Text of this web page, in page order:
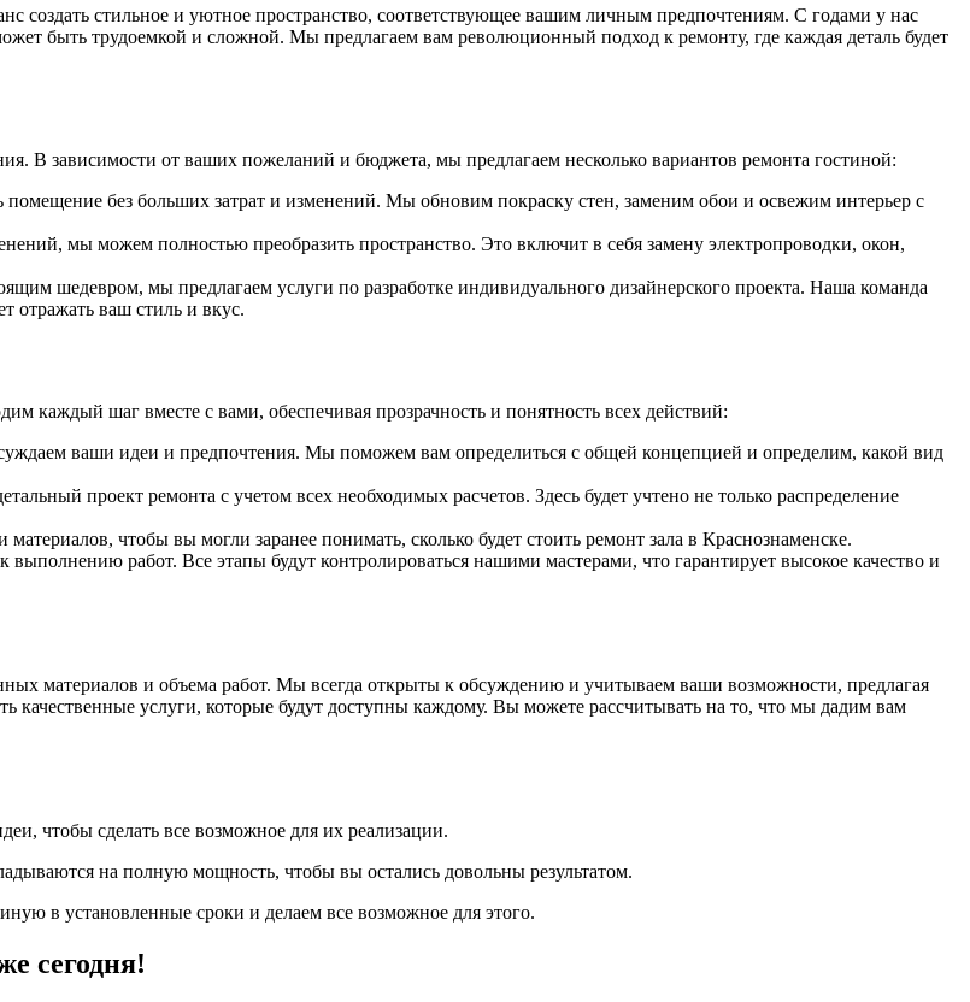
создать стильное и уютное пространство, соответствующее вашим личным предпочтениям. С годами у нас
быть трудоемкой и сложной. Мы предлагаем вам революционный подход к ремонту, где каждая деталь будет
В зависимости от ваших пожеланий и бюджета, мы предлагаем несколько вариантов ремонта гостиной:
помещение без больших затрат и изменений. Мы обновим покраску стен, заменим обои и освежим интерьер с
мы можем полностью преобразить пространство. Это включит в себя замену электропроводки, окон,
шедевром, мы предлагаем услуги по разработке индивидуального дизайнерского проекта. Наша команда
отражать ваш стиль и вкус.
каждый шаг вместе с вами, обеспечивая прозрачность и понятность всех действий:
ваши идеи и предпочтения. Мы поможем вам определиться с общей концепцией и определим, какой вид
проект ремонта с учетом всех необходимых расчетов. Здесь будет учтено не только распределение
чтобы вы могли заранее понимать, сколько будет стоить ремонт зала в Краснознаменске.
работ. Все этапы будут контролироваться нашими мастерами, что гарантирует высокое качество и
материалов и объема работ. Мы всегда открыты к обсуждению и учитываем ваши возможности, предлагая
услуги, которые будут доступны каждому. Вы можете рассчитывать на то, что мы дадим вам
чтобы сделать все возможное для их реализации.
на полную мощность, чтобы вы остались довольны результатом.
в установленные сроки и делаем все возможное для этого.
сегодня!